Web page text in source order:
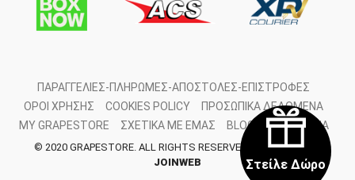
Στείλε Δώρο
ΠΑΡΑΓΓΕΛΊΕΣ-ΠΛΗΡΩΜΈΣ-ΑΠΟΣΤΟΛΈΣ-ΕΠΙΣΤΡΟΦΈΣ
ΌΡΟΙ ΧΡΉΣΗΣ
COOKIES POLICY
ΠΡΟΣΩΠΙΚΆ ΔΕΔΟΜΈΝΑ
MY GRAPESTORE
ΣΧΕΤΙΚΆ ΜΕ ΕΜΆΣ BLOG ΕΠΙΚΟΙΝΩΝΊΑ
© 2020 GRAPESTORE. ALL RIGHTS RESERVED. DEVELOPED BY
JOINWEB